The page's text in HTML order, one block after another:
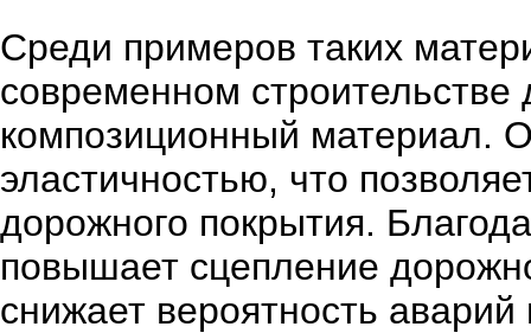
Среди примеров таких
современном
композиционный материал.
эластичностью, что
дорожного покрытия.
повышает сцепление
снижает вероятность